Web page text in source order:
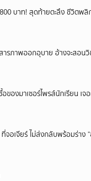
บาท! สุดท้ายตะลึง ชีวิตพ
รภาพออกอุบาย อ้างจะสอน
องมาเซอร์ไพรส์นักเรียน เ
อเจียร์ ไม่ส่งกลับพร้อมร่าง